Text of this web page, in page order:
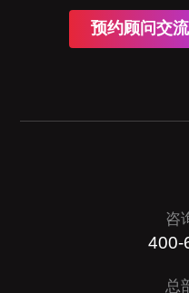
预约顾问交流
咨
400-
总